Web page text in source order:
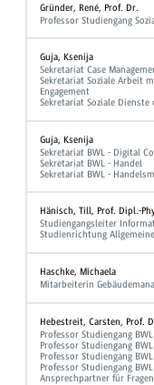
Gründer, René, Prof. Dr.
Professor Studiengang
Guja, Ksenija
Sekretariat Case
Sekretariat Soziale Arbeit
Engagement
Sekretariat Soziale
Guja, Ksenija
Sekretariat BWL - Digital
Sekretariat BWL - Handel
Sekretariat BWL -
Hänisch, Till, Prof. Dipl.-
Studiengangsleiter
Studienrichtung
Haschke, Michaela
Mitarbeiterin
Hebestreit, Carsten, Prof.
Professor Studiengang
Professor Studiengang
Professor Studiengang
Professor Studiengang
Ansprechpartner für